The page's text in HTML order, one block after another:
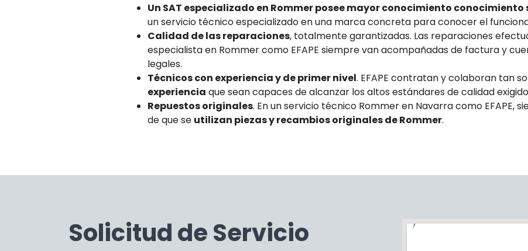
Un SAT especializado en Rommer posee mayor conocimiento conocimiento
un servicio técnico especializado en una marca concreta para conocer el
Calidad de las reparaciones, totalmente garantizadas. Las reparaciones
especialista en Rommer como EFAPE siempre van acompañadas de factura y
legales.
Técnicos con experiencia y de primer nivel. EFAPE contratan y colaboran tan
experiencia que sean capaces de alcanzar los altos estándares de calidad
Repuestos originales. En un servicio técnico Rommer en Navarra como EFAPE,
de que se utilizan piezas y recambios originales de Rommer.
Solicitud de Servicio